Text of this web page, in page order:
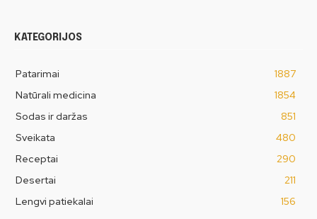
KATEGORIJOS
Patarimai
1887
Natūrali medicina
1854
Sodas ir daržas
851
Sveikata
480
Receptai
290
Desertai
211
Lengvi patiekalai
156